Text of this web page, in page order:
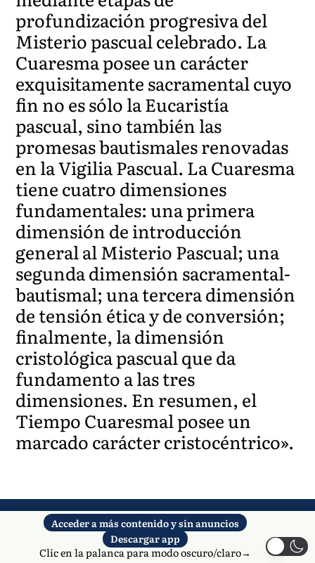
profundización progresiva del
Misterio pascual celebrado. La
Cuaresma posee un carácter
exquisitamente sacramental cuyo
fin no es sólo la Eucaristía
pascual, sino también las
promesas bautismales renovadas
en la Vigilia Pascual. La Cuaresma
tiene cuatro dimensiones
fundamentales: una primera
dimensión de introducción
general al Misterio Pascual; una
segunda dimensión sacramental-
bautismal; una tercera dimensión
de tensión ética y de conversión;
finalmente, la dimensión
cristológica pascual que da
fundamento a las tres
dimensiones. En resumen, el
Tiempo Cuaresmal posee un
marcado carácter cristocéntrico».
Newsletter y
Benedicto XVI-
Acceder a más contenido y sin anuncios
Descargar app
Clic en la palanca para modo oscuro/claro→